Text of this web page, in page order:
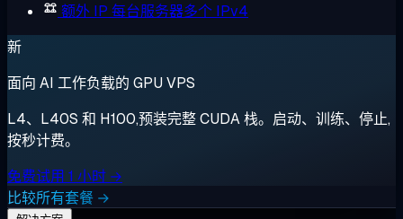
额外 IP 每台服务器多个 IPv4
新
面向 AI 工作负载的 GPU VPS
L4、L40S 和 H100,预装完整 CUDA 栈。启动、训练、停止,
按秒计费。
免费试用 1 小时 →
比较所有套餐 →